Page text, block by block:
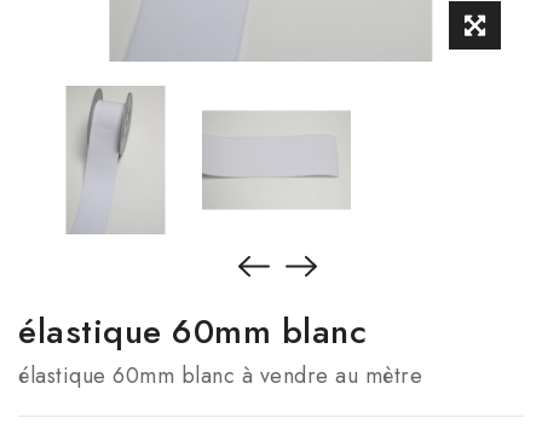
élastique 60mm blanc
élastique 60mm blanc à vendre au mètre